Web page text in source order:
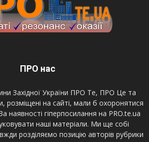
ПРО нас
Західної України ПРО Те, ПРО Це та
розміщені на сайті, мали б охоронятися
наявності гіперпосилання на PRO.te.ua
наші матеріали. Ми ще собі
розділяємо позицію авторів рубрики